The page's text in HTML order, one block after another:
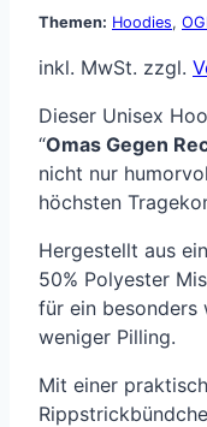
Themen: Hoodies,
inkl. MwSt. zzgl.
Dieser Unisex
“Omas Gegen
nicht nur
höchsten
Hergestellt aus
50% Polyester
für ein besonders
weniger Pilling.
Mit einer